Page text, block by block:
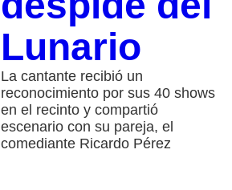
Lunario
La cantante recibió un
reconocimiento por sus 40 shows
en el recinto y compartió
escenario con su pareja, el
comediante Ricardo Pérez